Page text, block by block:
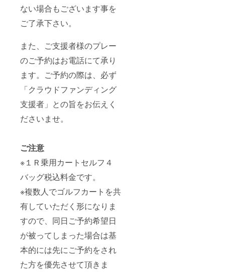
ない場合もございます事を
ご了承下さい。
また、ご支援者様のプレー
のご予約はお電話にて承り
ます。ご予約の際は、必ず
「クラウドファンディング
支援者」との旨をお伝えく
ださいませ。
ご注意
※１Ｒ乗用カートセルフ４
バッグ税込料金です。
※複数人でゴルフカートを共
有していただく形になりま
すので、同日ご予約希望日
が被ってしまった場合は基
本的には先にご予約をされ
た方を優先させて頂きま